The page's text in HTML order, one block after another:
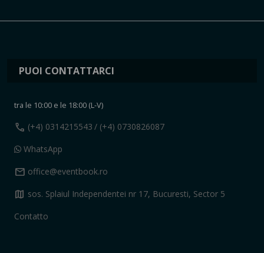
PUOI CONTATTARCI
tra le 10:00 e le 18:00 (L-V)
call (+4) 0314215543 / (+4) 0730826087
WhatsApp
mail office@eventbook.ro
map sos. Splaiul Independentei nr 17, Bucuresti, Sector 5
Contatto